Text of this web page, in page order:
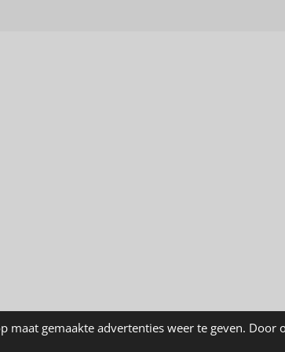
gemaakte advertenties weer te geven. Door